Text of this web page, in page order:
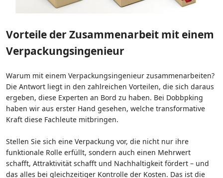
Vorteile der Zusammenarbeit mit einem
Verpackungsingenieur
Warum mit einem Verpackungsingenieur zusammenarbeiten?
Die Antwort liegt in den zahlreichen Vorteilen, die sich daraus
ergeben, diese Experten an Bord zu haben. Bei Dobbpking
haben wir aus erster Hand gesehen, welche transformative
Kraft diese Fachleute mitbringen.
Stellen Sie sich eine Verpackung vor, die nicht nur ihre
funktionale Rolle erfüllt, sondern auch einen Mehrwert
schafft, Attraktivität schafft und Nachhaltigkeit fördert – und
das alles bei gleichzeitiger Kontrolle der Kosten. Das ist die